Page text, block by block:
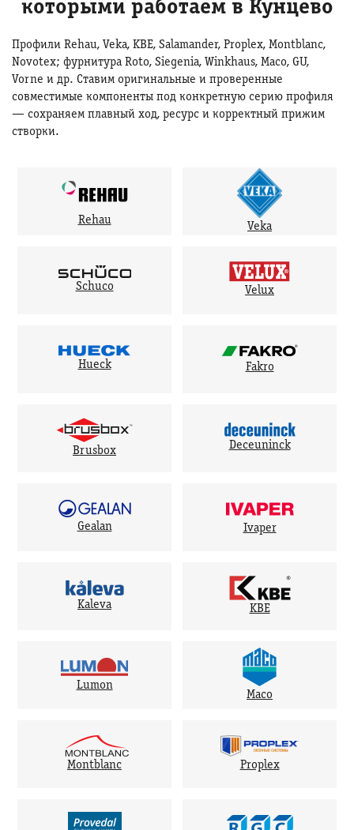
которыми работаем в Кунцево
Профили Rehau, Veka, KBE, Salamander, Proplex, Montblanc,
Novotex; фурнитура Roto, Siegenia, Winkhaus, Maco, GU,
Vorne и др. Ставим оригинальные и проверенные
совместимые компоненты под конкретную серию профиля
— сохраняем плавный ход, ресурс и корректный прижим
створки.
Rehau
Veka
Schuco Velux
Hueck Fakro
Brusbox Deceuninck
Gealan Ivaper
Kaleva KBE
Lumon
Maco
Montblanc Proplex